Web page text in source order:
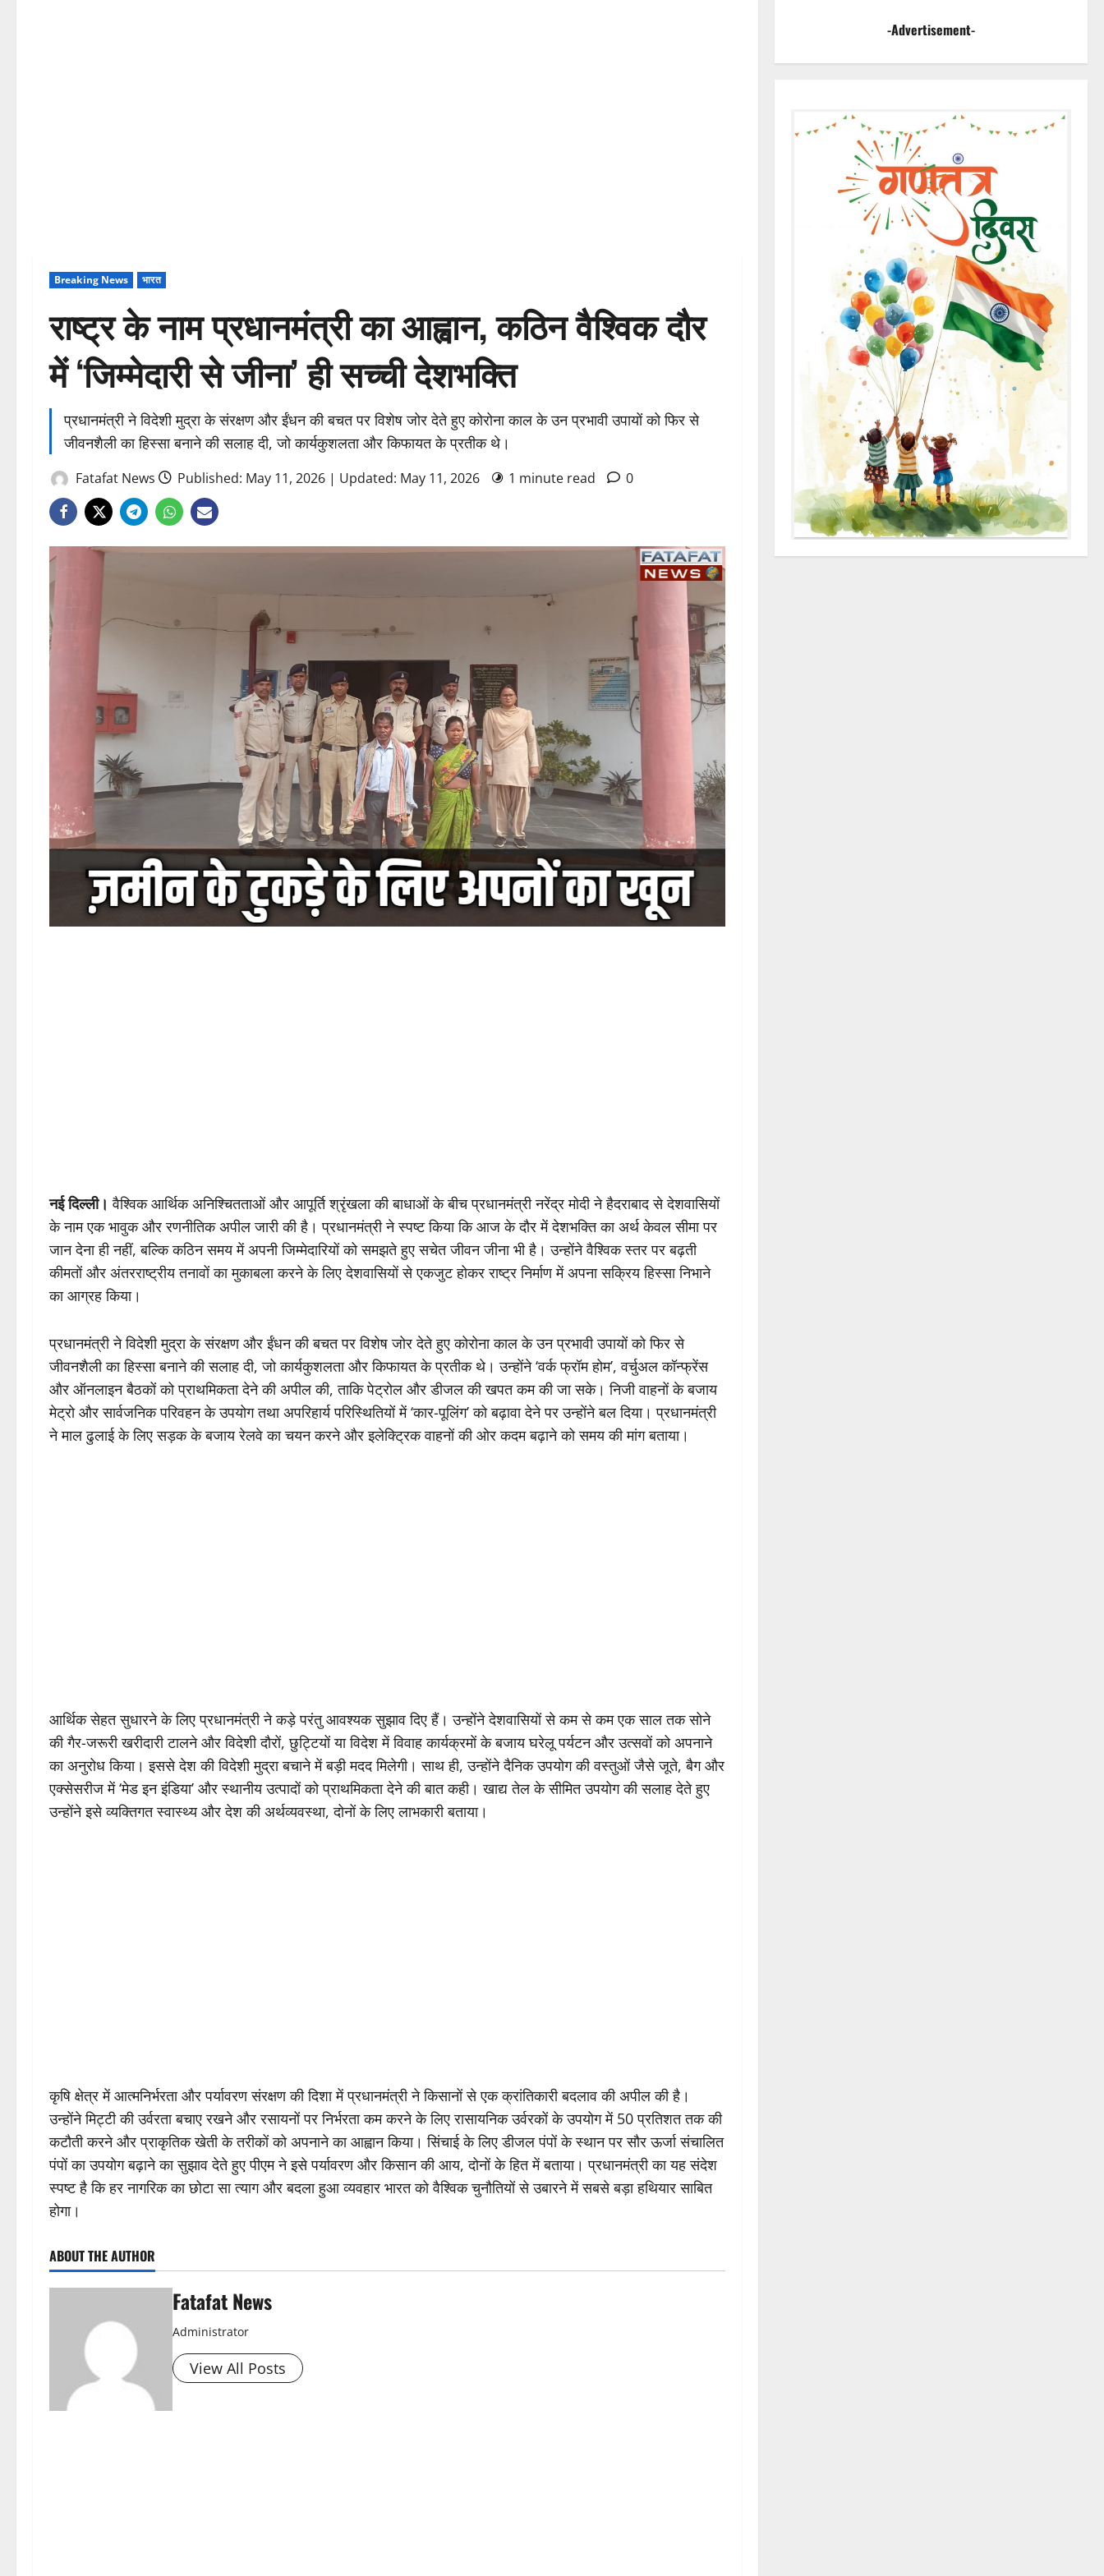
Breaking News भारत
राष्ट्र के नाम प्रधानमंत्री का आह्वान, कठिन वैश्विक दौर
में ‘जिम्मेदारी से जीना’ ही सच्ची देशभक्ति
प्रधानमंत्री ने विदेशी मुद्रा के संरक्षण और ईंधन की बचत पर विशेष जोर देते हुए कोरोना काल के उन प्रभावी उपायों को फिर से
जीवनशैली का हिस्सा बनाने की सलाह दी, जो कार्यकुशलता और किफायत के प्रतीक थे।
Fatafat News Published: May 11, 2026 | Updated: May 11, 2026 1 minute read 0
नई दिल्ली। वैश्विक आर्थिक अनिश्चितताओं और आपूर्ति श्रृंखला की बाधाओं के बीच प्रधानमंत्री नरेंद्र मोदी ने हैदराबाद से देशवासियों
के नाम एक भावुक और रणनीतिक अपील जारी की है। प्रधानमंत्री ने स्पष्ट किया कि आज के दौर में देशभक्ति का अर्थ केवल सीमा पर
जान देना ही नहीं, बल्कि कठिन समय में अपनी जिम्मेदारियों को समझते हुए सचेत जीवन जीना भी है। उन्होंने वैश्विक स्तर पर बढ़ती
कीमतों और अंतरराष्ट्रीय तनावों का मुकाबला करने के लिए देशवासियों से एकजुट होकर राष्ट्र निर्माण में अपना सक्रिय हिस्सा निभाने
का आग्रह किया।
प्रधानमंत्री ने विदेशी मुद्रा के संरक्षण और ईंधन की बचत पर विशेष जोर देते हुए कोरोना काल के उन प्रभावी उपायों को फिर से
जीवनशैली का हिस्सा बनाने की सलाह दी, जो कार्यकुशलता और किफायत के प्रतीक थे। उन्होंने ‘वर्क फ्रॉम होम’, वर्चुअल कॉन्फ्रेंस
और ऑनलाइन बैठकों को प्राथमिकता देने की अपील की, ताकि पेट्रोल और डीजल की खपत कम की जा सके। निजी वाहनों के बजाय
मेट्रो और सार्वजनिक परिवहन के उपयोग तथा अपरिहार्य परिस्थितियों में ‘कार-पूलिंग’ को बढ़ावा देने पर उन्होंने बल दिया। प्रधानमंत्री
ने माल ढुलाई के लिए सड़क के बजाय रेलवे का चयन करने और इलेक्ट्रिक वाहनों की ओर कदम बढ़ाने को समय की मांग बताया।
आर्थिक सेहत सुधारने के लिए प्रधानमंत्री ने कड़े परंतु आवश्यक सुझाव दिए हैं। उन्होंने देशवासियों से कम से कम एक साल तक सोने
की गैर-जरूरी खरीदारी टालने और विदेशी दौरों, छुट्टियों या विदेश में विवाह कार्यक्रमों के बजाय घरेलू पर्यटन और उत्सवों को अपनाने
का अनुरोध किया। इससे देश की विदेशी मुद्रा बचाने में बड़ी मदद मिलेगी। साथ ही, उन्होंने दैनिक उपयोग की वस्तुओं जैसे जूते, बैग और
एक्सेसरीज में ‘मेड इन इंडिया’ और स्थानीय उत्पादों को प्राथमिकता देने की बात कही। खाद्य तेल के सीमित उपयोग की सलाह देते हुए
उन्होंने इसे व्यक्तिगत स्वास्थ्य और देश की अर्थव्यवस्था, दोनों के लिए लाभकारी बताया।
कृषि क्षेत्र में आत्मनिर्भरता और पर्यावरण संरक्षण की दिशा में प्रधानमंत्री ने किसानों से एक क्रांतिकारी बदलाव की अपील की है।
उन्होंने मिट्टी की उर्वरता बचाए रखने और रसायनों पर निर्भरता कम करने के लिए रासायनिक उर्वरकों के उपयोग में 50 प्रतिशत तक की
कटौती करने और प्राकृतिक खेती के तरीकों को अपनाने का आह्वान किया। सिंचाई के लिए डीजल पंपों के स्थान पर सौर ऊर्जा संचालित
पंपों का उपयोग बढ़ाने का सुझाव देते हुए पीएम ने इसे पर्यावरण और किसान की आय, दोनों के हित में बताया। प्रधानमंत्री का यह संदेश
स्पष्ट है कि हर नागरिक का छोटा सा त्याग और बदला हुआ व्यवहार भारत को वैश्विक चुनौतियों से उबारने में सबसे बड़ा हथियार साबित
होगा।
ABOUT THE AUTHOR
Fatafat News
Administrator
View All Posts
-Advertisement-